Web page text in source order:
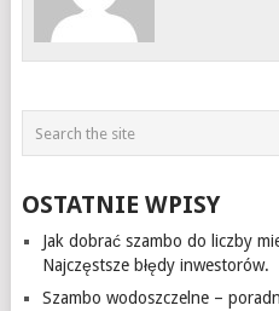
OSTATNIE WPISY
Jak dobrać szambo do liczby
Najczęstsze błędy inwestorów.
Szambo wodoszczelne –